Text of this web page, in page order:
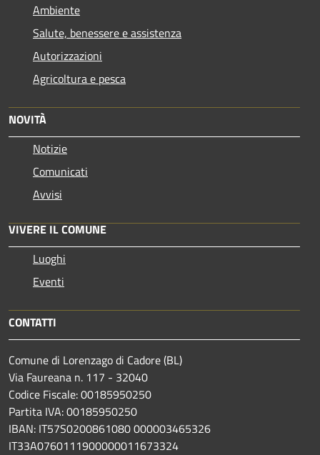
Ambiente
Salute, benessere e assistenza
Autorizzazioni
Agricoltura e pesca
NOVITÀ
Notizie
Comunicati
Avvisi
VIVERE IL COMUNE
Luoghi
Eventi
CONTATTI
Comune di Lorenzago di Cadore (BL)
Via Faureana n. 117 - 32040
Codice Fiscale: 00185950250
Partita IVA: 00185950250
IBAN: IT57S0200861080 000003465326
IT33A0760111900000011673324